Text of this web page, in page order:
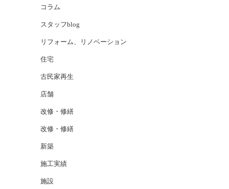
コラム
スタッフblog
リフォーム、リノベーション
住宅
古民家再生
店舗
改修・修繕
改修・修繕
新築
施工実績
施設